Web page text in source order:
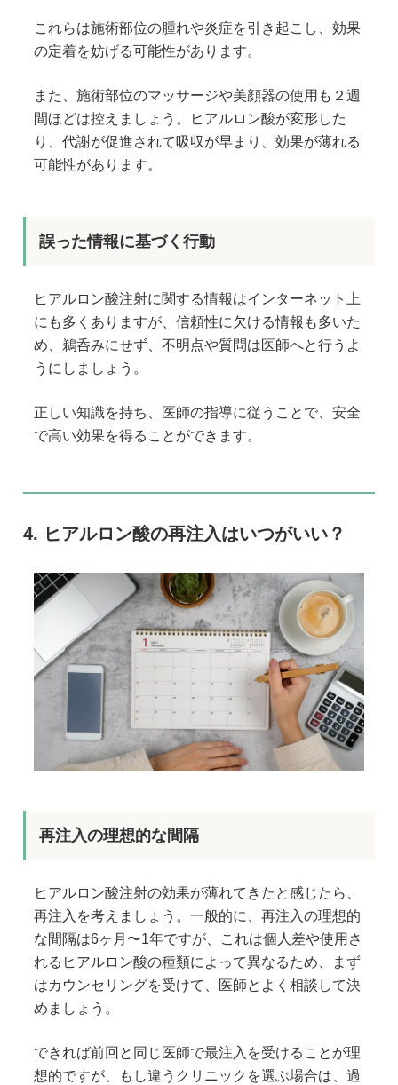
これらは施術部位の腫れや炎症を引き起こし、効果
の定着を妨げる可能性があります。
また、施術部位のマッサージや美顔器の使用も２週
間ほどは控えましょう。ヒアルロン酸が変形した
り、代謝が促進されて吸収が早まり、効果が薄れる
可能性があります。
誤った情報に基づく行動
ヒアルロン酸注射に関する情報はインターネット上
にも多くありますが、信頼性に欠ける情報も多いた
め、鵜呑みにせず、不明点や質問は医師へと行うよ
うにしましょう。
正しい知識を持ち、医師の指導に従うことで、安全
で高い効果を得ることができます。
ヒアルロン酸の再注入はいつがいい？
再注入の理想的な間隔
ヒアルロン酸注射の効果が薄れてきたと感じたら、
再注入を考えましょう。一般的に、再注入の理想的
な間隔は6ヶ月〜1年ですが、これは個人差や使用さ
れるヒアルロン酸の種類によって異なるため、まず
はカウンセリングを受けて、医師とよく相談して決
めましょう。
できれば前回と同じ医師で最注入を受けることが理
想的ですが、もし違うクリニックを選ぶ場合は、過
六本木院